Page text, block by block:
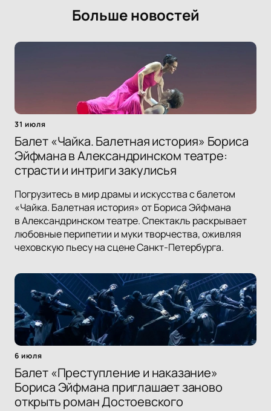
Больше новостей
31 июля
Балет «Чайка. Балетная история» Бориса
Эйфмана в Александринском театре:
страсти и интриги закулисья
Погрузитесь в мир драмы и искусства с балетом
«Чайка. Балетная история» от Бориса Эйфмана
в Александринском театре. Спектакль раскрывает
любовные перипетии и муки творчества, оживляя
чеховскую пьесу на сцене Санкт-Петербурга.
6 июля
Балет «Преступление и наказание»
Бориса Эйфмана приглашает заново
открыть роман Достоевского